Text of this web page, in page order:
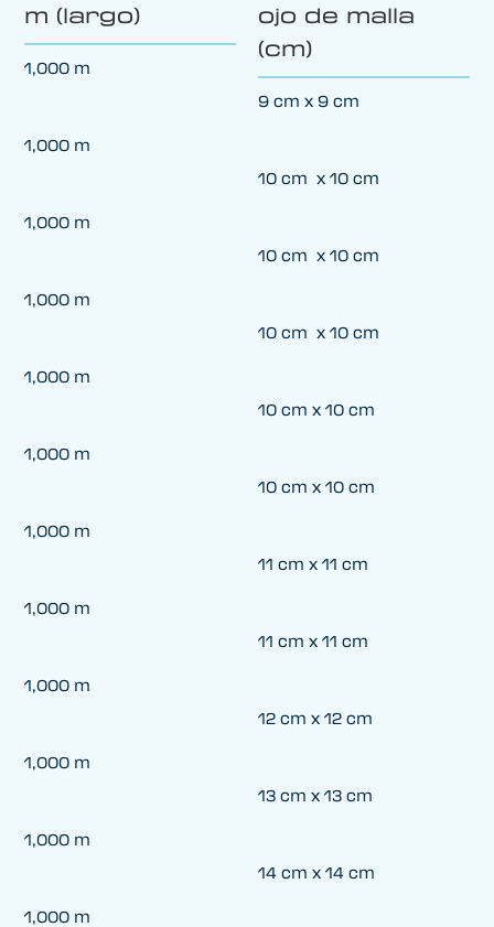
m (largo)
1,000 m
1,000 m
1,000 m
1,000 m
1,000 m
1,000 m
1,000 m
1,000 m
1,000 m
1,000 m
1,000 m
1,000 m
ojo de malla
(cm)
9 cm x 9 cm
10 cm x 10 cm
10 cm x 10 cm
10 cm x 10 cm
10 cm x 10 cm
10 cm x 10 cm
11 cm x 11 cm
11 cm x 11 cm
12 cm x 12 cm
13 cm x 13 cm
14 cm x 14 cm